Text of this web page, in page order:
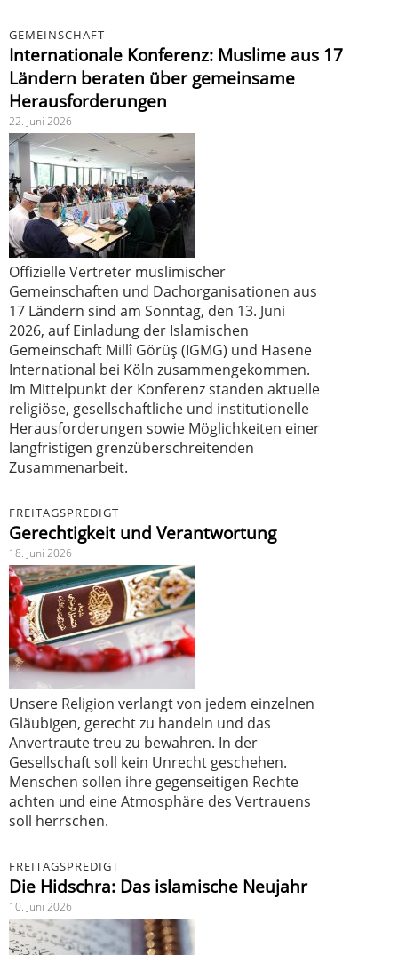
GEMEINSCHAFT
Internationale Konferenz: Muslime aus 17
Ländern beraten über gemeinsame
Herausforderungen
22. Juni 2026
Offizielle Vertreter muslimischer
Gemeinschaften und Dachorganisationen aus
17 Ländern sind am Sonntag, den 13. Juni
2026, auf Einladung der Islamischen
Gemeinschaft Millî Görüş (IGMG) und Hasene
International bei Köln zusammengekommen.
Im Mittelpunkt der Konferenz standen aktuelle
religiöse, gesellschaftliche und institutionelle
Herausforderungen sowie Möglichkeiten einer
langfristigen grenzüberschreitenden
Zusammenarbeit.
FREITAGSPREDIGT
Gerechtigkeit und Verantwortung
18. Juni 2026
Unsere Religion verlangt von jedem einzelnen
Gläubigen, gerecht zu handeln und das
Anvertraute treu zu bewahren. In der
Gesellschaft soll kein Unrecht geschehen.
Menschen sollen ihre gegenseitigen Rechte
achten und eine Atmosphäre des Vertrauens
soll herrschen.
FREITAGSPREDIGT
Die Hidschra: Das islamische Neujahr
10. Juni 2026